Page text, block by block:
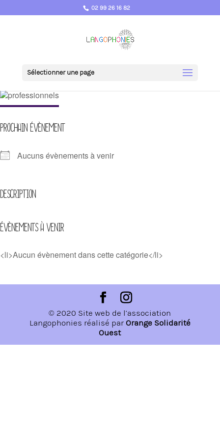
02 99 26 16 82
Sélectionner une page
PROCHAIN ÉVÈNEMENT
Aucuns évènements à venir
DESCRIPTION
ÉVÈNEMENTS À VENIR
<li>Aucun évènement dans cette catégorie</li>
© 2020 Site web de l’association
Langophonies réalisé par Orange Solidarité
Ouest